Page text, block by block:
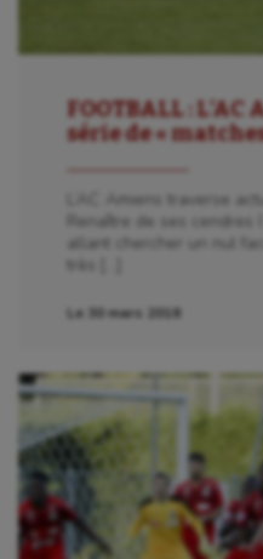
FOOTBALL :
série de «
L’AC Amiens traverse
Renaître de ses cendres
allant chercher un nul
très […]
Le 30 mars 2018